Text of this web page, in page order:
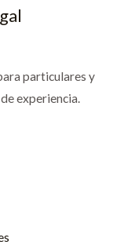
particulares y
experiencia.